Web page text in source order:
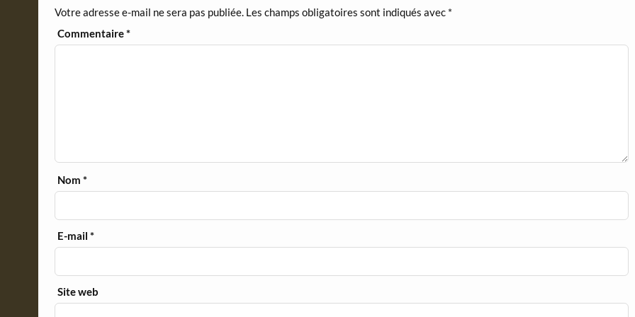
l
y
Votre adresse e-mail ne sera pas publiée. Les champs obligatoires sont indiqués avec *
Commentaire*
Nom*
E-mail*
Site web